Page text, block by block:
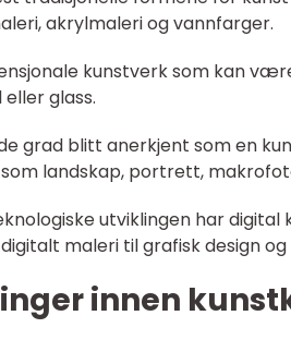
akrylmaleri og vannfarger.
kunstverk som kan
glass.
grad blitt anerkjent som en
landskap, portrett,
utviklingen har
maleri til grafisk design og
innen